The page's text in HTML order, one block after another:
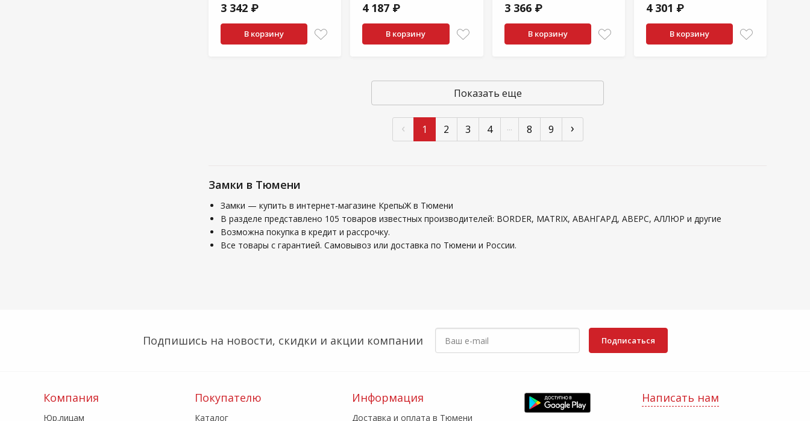
3 342 ₽
В корзину
4 187 ₽
В корзину
3 366 ₽
В корзину
4 301 ₽
В корзину
Показать еще
‹ 1 2 3 4 ... 8 9 ›
Замки в Тюмени
Замки — купить в интернет-магазине КрепыЖ в Тюмени
В разделе представлено 105 товаров известных производителей: BORDER, MATRIX, АВАНГАРД, АВЕРС, АЛЛЮР и другие
Возможна покупка в кредит и рассрочку.
Все товары с гарантией. Самовывоз или доставка по Тюмени и России.
Подпишись на новости, скидки и акции компании Подписаться
Компания
Юр.лицам
Покупателю
Каталог
Информация
Доставка и оплата в Тюмени
Написать нам